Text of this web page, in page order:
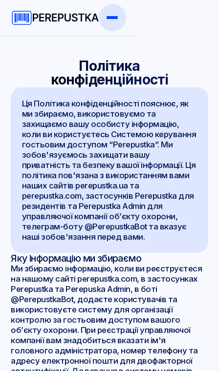
Політика
конфіденційності
Ця Політика конфіденційності пояснює, як
ми збираємо, використовуємо та
захищаємо вашу особисту інформацію,
коли ви користуєтесь Системою керування
гостьовим доступом “Perepustka”. Ми
зобов'язуємось захищати вашу
приватність та безпеку вашої інформації. Ця
політика пов'язана з використанням вами
наших сайтів perepustka.ua та
perepustka.com, застосунків Perepustka для
резидентів та Perepustka Admin для
управляючої компанії об’єкту охорони,
телеграм-боту @PerepustkaBot та вказує
наші зобов'язання перед вами.
Яку інформацію ми збираємо
Ми збираємо інформацію, коли ви реєструєтеся
на нашому сайті perepustka.com, в застосунках
Perepustka та Perepuska Admin, в боті
@PerepustkaBot, додаєте користувачів та
використовуєте систему для організації
контролю за гостьовим доступом вашого
об’єкту охорони. При реєстрації управляючої
компанії вам знадобиться вказати ім'я
головного адміністратора, номер телефону та
адресу електронної пошти для двофакторної